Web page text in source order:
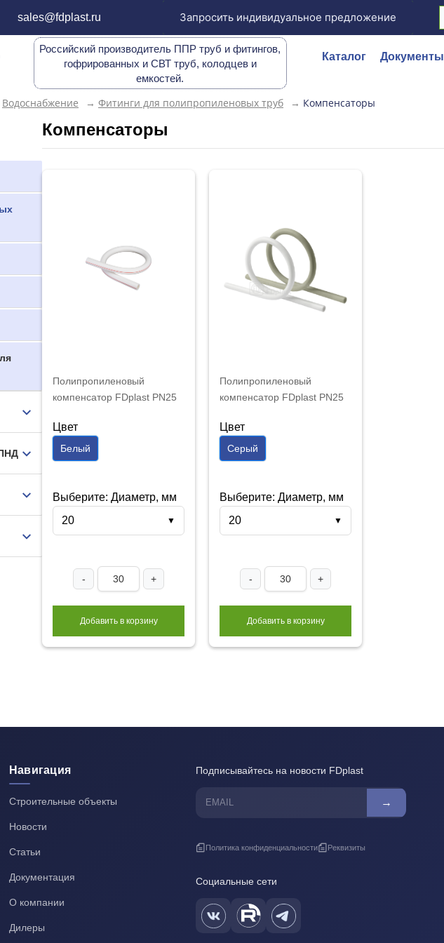
sales@fdplast.ru Запросить индивидуальное предложение
Российский производитель ППР труб и фитингов,
гофрированных и СВТ труб, колодцев и
емкостей.
Каталог Документы
Водоснабжение → Фитинги для полипропиленовых труб → Компенсаторы
Компенсаторы
Полипропиленовый
компенсатор FDplast PN25
Цвет
Белый
Выберите: Диаметр, мм
20
▼
- +
Добавить в корзину
Полипропиленовый
компенсатор FDplast PN25
Цвет
Серый
Выберите: Диаметр, мм
20
▼
- +
Добавить в корзину
Навигация
Строительные объекты
Новости
Статьи
Документация
О компании
Дилеры
Подписывайтесь на новости FDplast
→
Политика конфиденциальности Реквизиты
Социальные сети